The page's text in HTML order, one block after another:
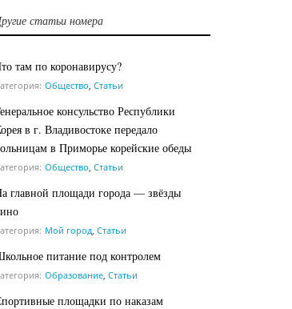
статьи номера
там по коронавирусу?
Общество Статьи
консульство Республики
в г. Владивостоке передало
в Приморье корейские обеды
Общество Статьи
главной площади города — звёзды
Мой город Статьи
питание под контролем
Образование Статьи
площадки по наказам